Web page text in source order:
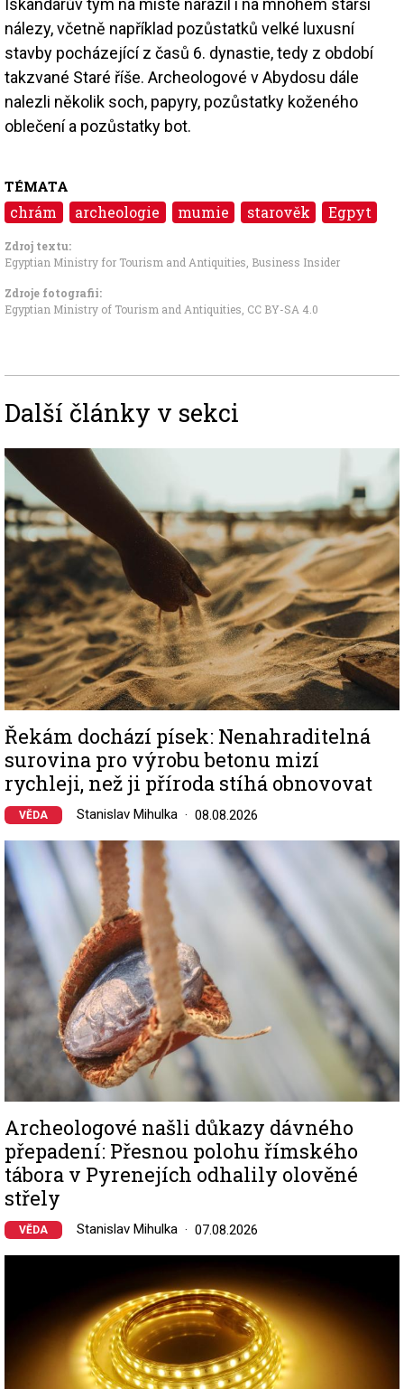
Iskandarův tým na místě narazil i na mnohem starší
nálezy, včetně například pozůstatků velké luxusní
stavby pocházející z časů 6. dynastie, tedy z období
takzvané Staré říše. Archeologové v Abydosu dále
nalezli několik soch, papyry, pozůstatky koženého
oblečení a pozůstatky bot.
TÉMATA
chrám archeologie mumie starověk Egpyt
Zdroj textu:
Egyptian Ministry for Tourism and Antiquities Business Insider
Zdroje fotografii:
Egyptian Ministry of Tourism and Antiquities CC BY-SA 4.0
Další články v sekci
Image
Řekám dochází písek: Nenahraditelná
surovina pro výrobu betonu mizí
rychleji, než ji příroda stíhá obnovovat
VĚDA Stanislav Mihulka 08.08.2026
Image
Archeologové našli důkazy dávného
přepadení: Přesnou polohu římského
tábora v Pyrenejích odhalily olověné
střely
VĚDA Stanislav Mihulka 07.08.2026